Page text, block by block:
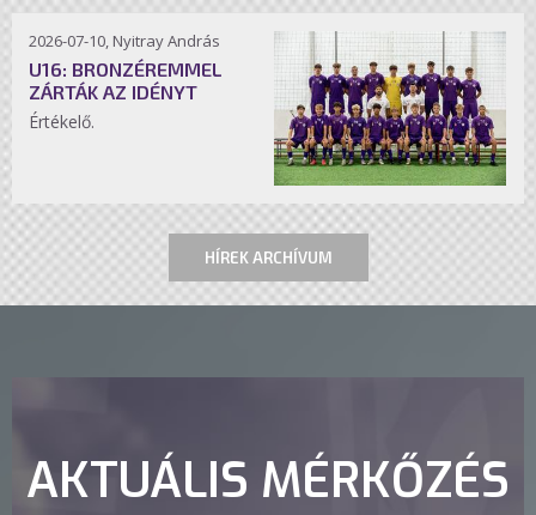
2026-07-10, Nyitray András
U16: BRONZÉREMMEL
ZÁRTÁK AZ IDÉNYT
Értékelő.
HÍREK ARCHÍVUM
AKTUÁLIS MÉRKŐZÉS